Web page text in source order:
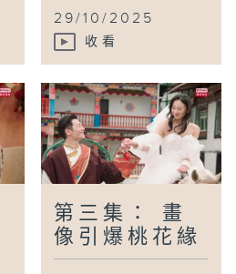
29/10/2025
收看
第三集： 畫
像引爆桃花緣